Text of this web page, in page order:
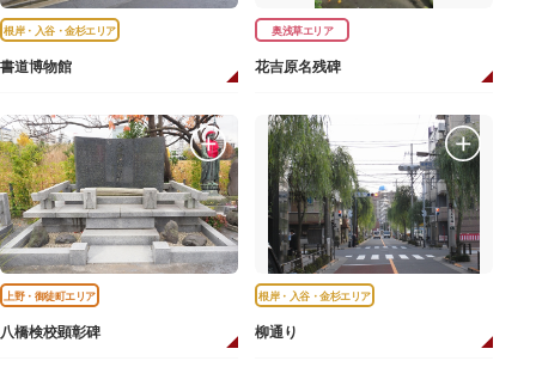
根岸・入谷・金杉エリア
書道博物館
奥浅草エリア
花吉原名残碑
上野・御徒町エリア
八橋検校顕彰碑
根岸・入谷・金杉エリア
柳通り